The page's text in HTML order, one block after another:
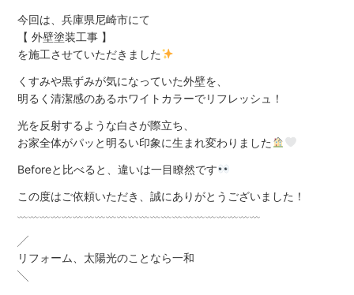
今回は、兵庫県尼崎市にて
【 外壁塗装工事 】
を施工させていただきました
くすみや黒ずみが気になっていた外壁を、
明るく清潔感のあるホワイトカラーでリフレッシュ！
光を反射するような白さが際立ち、
お家全体がパッと明るい印象に生まれ変わりました
Beforeと比べると、違いは一目瞭然です
この度はご依頼いただき、誠にありがとうございました！
﹏﹏﹏﹏﹏﹏﹏﹏﹏﹏﹏﹏﹏﹏﹏﹏﹏﹏﹏﹏﹏﹏
╱
リフォーム、太陽光のことなら一和
╲